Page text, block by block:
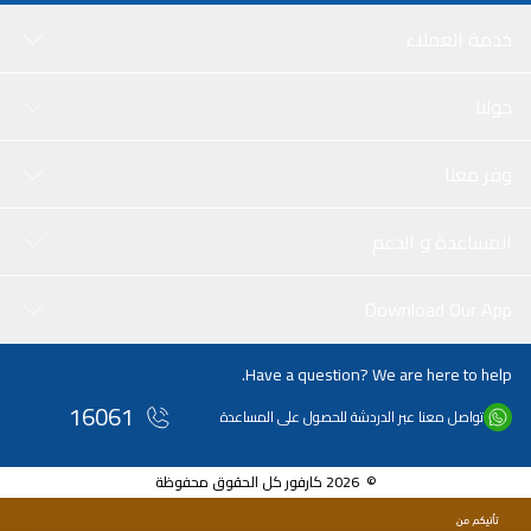
Have a question? We are here to help.
تواصل معنا عبر الدردشة للحصول على المساعدة 16061
© 2026 كارفور كل الحقوق محفوظة